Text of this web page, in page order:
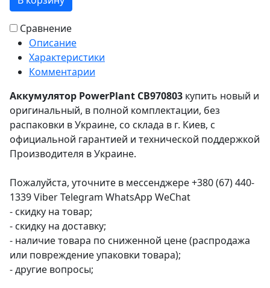
Сравнение
Описание
Характеристики
Комментарии
Аккумулятор PowerPlant CB970803 купить новый и
оригинальный, в полной комплектации, без
распаковки в Украине, со склада в г. Киев, с
официальной гарантией и технической поддержкой
Производителя в Украине.
Пожалуйста, уточните в мессенджере +380 (67) 440-
1339 Viber Telegram WhatsApp WeChat
- скидку на товар;
- скидку на доставку;
- наличие товара по сниженной цене (распродажа
или повреждение упаковки товара);
- другие вопросы;